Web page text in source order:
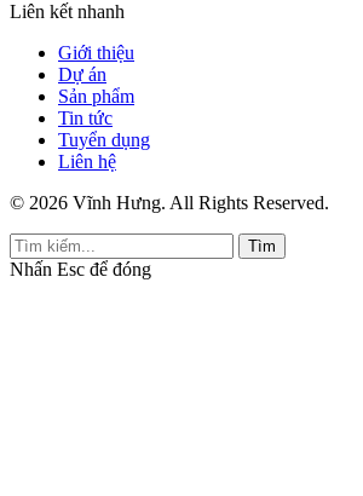
Liên kết nhanh
Giới thiệu
Dự án
Sản phẩm
Tin tức
Tuyển dụng
Liên hệ
© 2026 Vĩnh Hưng. All Rights Reserved.
Tìm
Nhấn Esc để đóng